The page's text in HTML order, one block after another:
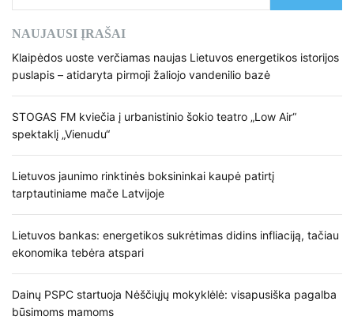
NAUJAUSI ĮRAŠAI
Klaipėdos uoste verčiamas naujas Lietuvos energetikos istorijos
puslapis – atidaryta pirmoji žaliojo vandenilio bazė
STOGAS FM kviečia į urbanistinio šokio teatro „Low Air“
spektaklį „Vienudu“
Lietuvos jaunimo rinktinės boksininkai kaupė patirtį
tarptautiniame mače Latvijoje
Lietuvos bankas: energetikos sukrėtimas didins infliaciją, tačiau
ekonomika tebėra atspari
Dainų PSPC startuoja Nėščiųjų mokyklėlė: visapusiška pagalba
būsimoms mamoms